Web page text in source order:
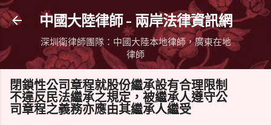
跳到主要內容
中國大陸律師 - 兩岸法律資訊網
深圳衛律師團隊：中國大陸本地律師，廣東在地
律師
閉鎖性公司章程就股份繼承設有合理限制
不違反民法繼承之規定，被繼承人遵守公
司章程之義務亦應由其繼承人繼受